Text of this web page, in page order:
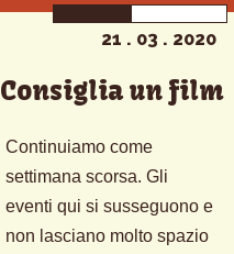
21 . 03 . 2020
Consiglia un film
Continuiamo come
settimana scorsa. Gli
eventi qui si susseguono e
non lasciano molto spazio